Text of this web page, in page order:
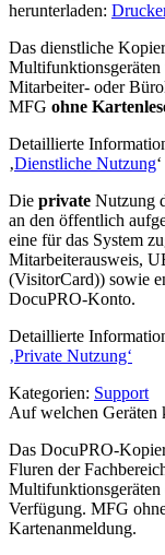
herunterladen:
Das dienstliche
Mitarbeiter- oder
MFG ohne
Detaillierte
‚Dienstliche Nutzung‘
Die private Nutzung
an den öffentlich
eine für das System
Mitarbeiterausweis,
(VisitorCard)) sowie
DocuPRO-Konto.
Detaillierte
‚Private Nutzung‘
Kategorien: Support
Auf welchen Geräten
Das DocuPRO-
Fluren der
Verfügung. MFG
Kartenanmeldung.